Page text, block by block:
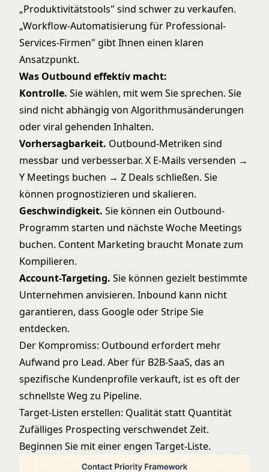
„Produktivitätstools" sind schwer zu verkaufen.
„Workflow-Automatisierung für Professional-
Services-Firmen" gibt Ihnen einen klaren
Ansatzpunkt.
Was Outbound effektiv macht:
Kontrolle. Sie wählen, mit wem Sie sprechen. Sie
sind nicht abhängig von Algorithmusänderungen
oder viral gehenden Inhalten.
Vorhersagbarkeit. Outbound-Metriken sind
messbar und verbesserbar. X E-Mails versenden →
Y Meetings buchen → Z Deals schließen. Sie
können prognostizieren und skalieren.
Geschwindigkeit. Sie können ein Outbound-
Programm starten und nächste Woche Meetings
buchen. Content Marketing braucht Monate zum
Kompilieren.
Account-Targeting. Sie können gezielt bestimmte
Unternehmen anvisieren. Inbound kann nicht
garantieren, dass Google oder Stripe Sie
entdecken.
Der Kompromiss: Outbound erfordert mehr
Aufwand pro Lead. Aber für B2B-SaaS, das an
spezifische Kundenprofile verkauft, ist es oft der
schnellste Weg zu Pipeline.
Target-Listen erstellen: Qualität statt Quantität
Zufälliges Prospecting verschwendet Zeit.
Beginnen Sie mit einer engen Target-Liste.